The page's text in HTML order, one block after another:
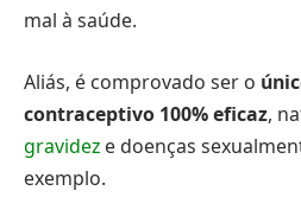
mal à saúde.
Aliás, é comprovado ser o
contraceptivo 100% eficaz,
gravidez e doenças
exemplo.